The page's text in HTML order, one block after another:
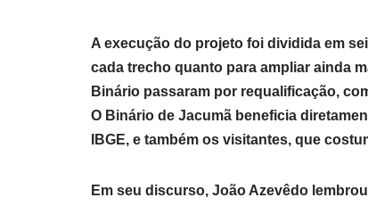
A execução do projeto foi dividida em
cada trecho quanto para ampliar ainda
Binário passaram por requalificação,
O Binário de Jacumã beneficia
IBGE, e também os visitantes, que
Em seu discurso, João Azevêdo